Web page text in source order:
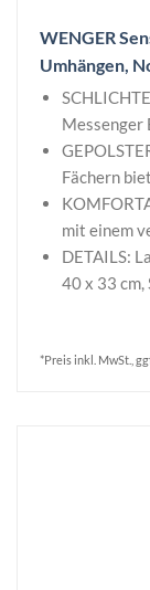
WENGER
Umhängen,
Messenger
Fächern
mit einem
DETAILS:
40 x 33 cm,
*Preis inkl. MwSt.,